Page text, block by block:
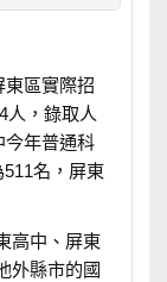
東區實際招
人，錄取人
今年普通科
名，屏東
高中、屏東
外縣市的國